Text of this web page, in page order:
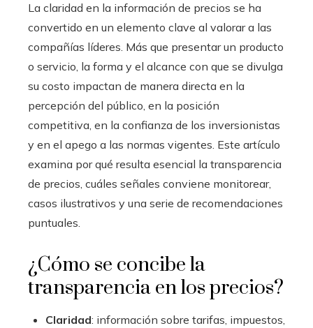
La claridad en la información de precios se ha
convertido en un elemento clave al valorar a las
compañías líderes. Más que presentar un producto
o servicio, la forma y el alcance con que se divulga
su costo impactan de manera directa en la
percepción del público, en la posición
competitiva, en la confianza de los inversionistas
y en el apego a las normas vigentes. Este artículo
examina por qué resulta esencial la transparencia
de precios, cuáles señales conviene monitorear,
casos ilustrativos y una serie de recomendaciones
puntuales.
¿Cómo se concibe la
transparencia en los precios?
Claridad: información sobre tarifas, impuestos,